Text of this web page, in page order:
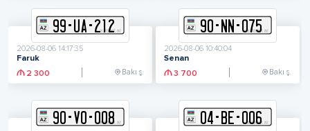
99-UA-212
2026-08-06 14:17:35
Faruk
2 300
Bakı ş.
90-NN -075
2026-08-06 10:40:04
Senan
3 700
Bakı ş.
90-VO-008 04- BE-006